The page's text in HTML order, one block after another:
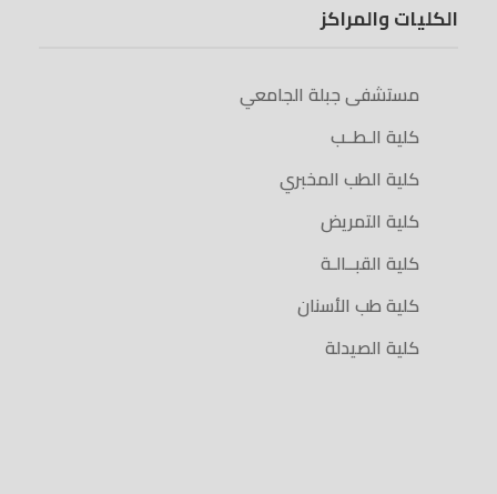
الكليات والمراكز
مستشفى جبلة الجامعي
كلية الـطــب
كلية الطب المخبري
كلية التمريض
كلية القبــالـة
كلية طب الأسنان
كلية الصيدلة